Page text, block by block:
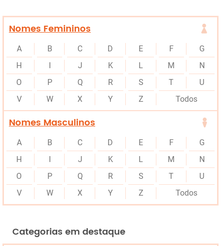
Nomes Femininos
A B C D E F
G
H
I J K L M
N
O
P Q R S T
U
V
W X Y Z Todos
Nomes Masculinos
A B C D E F
G
H
I J K L M
N
O
P Q R S T
U
V
W X Y Z Todos
Categorias em destaque